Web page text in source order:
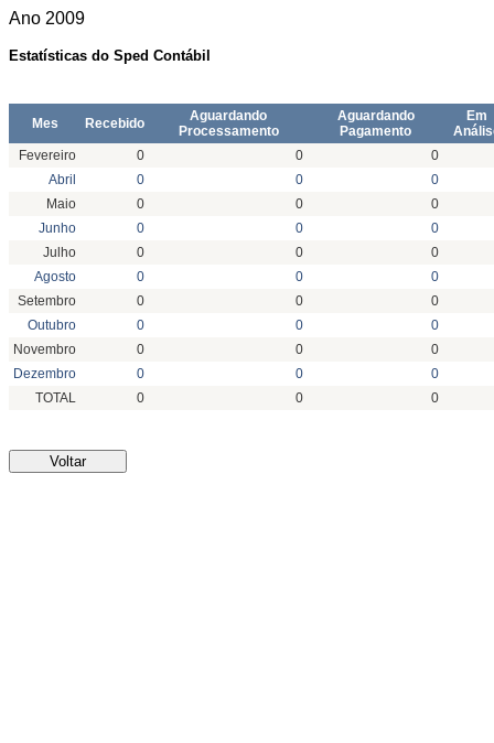
Ano 2009
Estatísticas do Sped Contábil
Mes Recebido
Aguardando
Processamento
Aguardando
Pagamento
Em
Fevereiro
0 0
0
Abril
0 0
0
Maio
0 0
0
Junho
0 0
0
Julho
0 0
0
Agosto
0 0
0
Setembro
0 0
0
Outubro
0 0
0
Novembro
0 0
0
Dezembro
0 0
0
TOTAL
0 0 0